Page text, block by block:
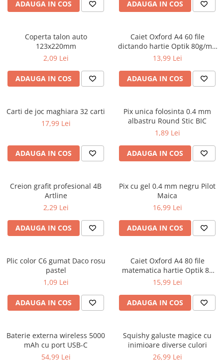
Caiete geografie și biologie
Caiete foi veline
Rezerve pentru caiete
Vocabulare
Blocuri de desen școlare
Hârtie pentru lucru manual
Rigle și Echere
Compasuri
Truse geometrie
Ghiozdane și rucsacuri
Ghiozdane școlare
Rucsacuri școlare și casual
Ghiozdane pentru grădinită
Penare
Penare echipate
Penare neechipate
Penare tip etui
Acuarele și pensule școlare
Pensule școlare
Pahare și palete pictură
ficțiune
Biografii și memorii
Parenting și educație
Sănătate și stil de viață
Artă și fotografie
Ghiduri și hărți
Afaceri și economie
Religie și spiritualitate
Gastronomie și hobby
Filosofie și eseuri
Dicționare și ghiduri de conversație
Literatură în limbi străine
Mine și rezerve
Corectoare și radiere
Instrumente de scris premium
Stilouri premium
Avioane de jucărie
Masinuțe cu telecomandă
Jucării de pluș
Jucării și articole pentru bebeluși
Jucării pentru bebeluși
Camera Bebe
Jucării pentru apă și baie
Outdoor
Roboți
ADAUGA IN COS ADAUGA IN COS
Coperta talon auto
123x220mm
2,09 Lei
ADAUGA IN COS
Caiet Oxford A4 60 file
dictando hartie Optik 80g/mp
Touch Pastel
13,99 Lei
ADAUGA IN COS
Carti de joc maghiara 32 carti
17,99 Lei
ADAUGA IN COS
Pix unica folosinta 0.4 mm
albastru Round Stic BIC
1,89 Lei
ADAUGA IN COS
Creion grafit profesional 4B
Artline
2,29 Lei
ADAUGA IN COS
Pix cu gel 0.4 mm negru Pilot
Maica
16,99 Lei
ADAUGA IN COS
Plic color C6 gumat Daco rosu
pastel
1,09 Lei
ADAUGA IN COS
Caiet Oxford A4 80 file
matematica hartie Optik 80
g/mp motiv Teenager
15,99 Lei
ADAUGA IN COS
Baterie externa wireless 5000
mAh cu port USB-C
54,99 Lei
Squishy galuste magice cu
inimioare diverse culori
26,99 Lei